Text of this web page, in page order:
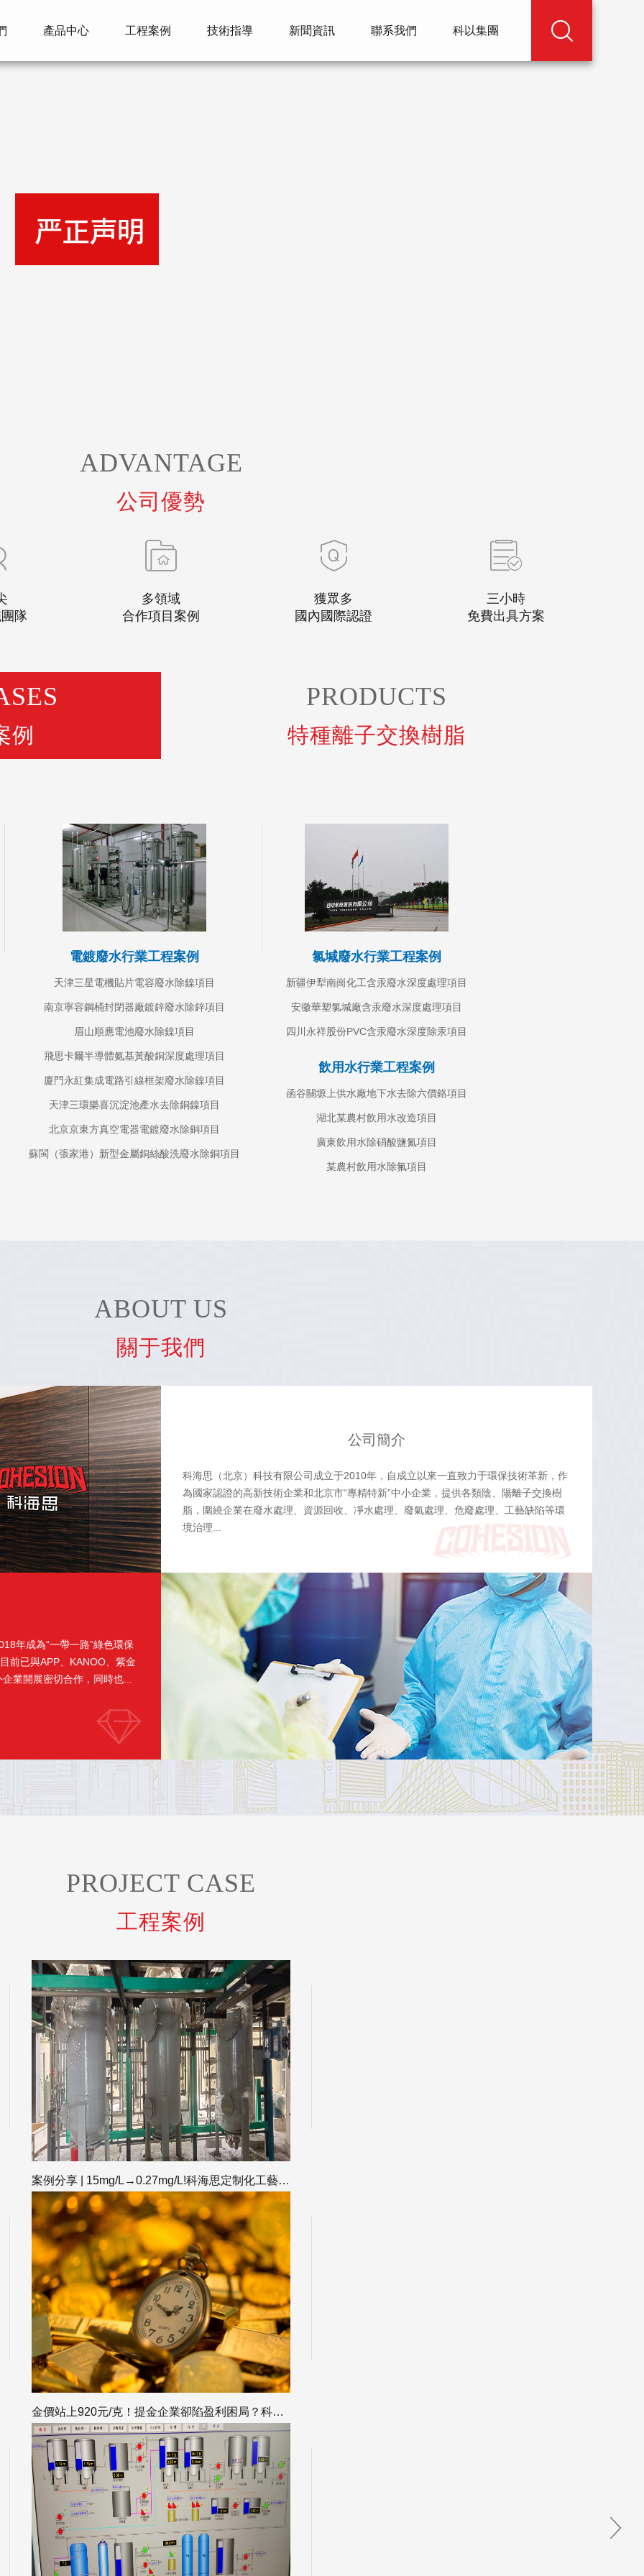
產品中心 工程案例 技術指導 新聞資訊 聯系我們 科以集團
ADVANTAGE
公司優勢
隊
多領域
合作項目案例
獲眾多
國內國際認證
三小時
免費出具方案
例
PRODUCTS
特種離子交換樹脂
電鍍廢水行業工程案例
天津三星電機貼片電容廢水除鎳項目
南京寧容鋼桶封閉器廠鍍鋅廢水除鋅項目
眉山順應電池廢水除鎳項目
飛思卡爾半導體氨基黃酸銅深度處理項目
廈門永紅集成電路引線框架廢水除鎳項目
天津三環樂喜沉淀池產水去除銅鎳項目
北京京東方真空電器電鍍廢水除銅項目
蘇閩（張家港）新型金屬銅絲酸洗廢水除銅項目
氯堿廢水行業工程案例
新疆伊犁南崗化工含汞廢水深度處理項目
安徽華塑氯堿廠含汞廢水深度處理項目
四川永祥股份PVC含汞廢水深度除汞項目
飲用水行業工程案例
函谷關塬上供水廠地下水去除六價鉻項目
湖北某農村飲用水改造項目
廣東飲用水除硝酸鹽氮項目
某農村飲用水除氟項目
ABOUT US
關于我們
公司簡介
科海思（北京）科技有限公司成立于2010年，自成立以來一直致力于環保技術革新，作
為國家認證的高新技術企業和北京市“專精特新”中小企業，提供各類陰、陽離子交換樹
脂，圍繞企業在廢水處理、資源回收、凈水處理、廢氣處理、危廢處理、工藝缺陷等環
境治理...
年成為“一帶一路”綠色環保
前已與APP、KANOO、紫金
業開展密切合作，同時也...
PROJECT CASE
工程案例
案例分享 | 15mg/L→0.27mg/L!科海思定制化工藝靶向破解鋰液除雜深度痛點
金價站上920元/克！提金企業卻陷盈利困局？科海思實力破解黃金回收難題